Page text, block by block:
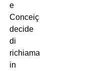
e
Conceição
decide
di
richiamarlo
in